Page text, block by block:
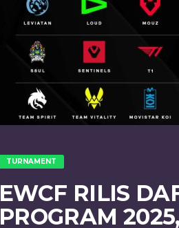
TURNAMENT
EWCF RILIS
PROGRAM